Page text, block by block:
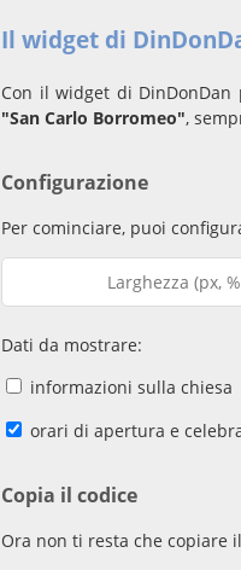
Il widget di
Con il widget di
"San Carlo Borromeo",
Configurazione
Per cominciare, puoi
Dati da mostrare:
informazioni sulla chiesa
orari di apertura e
Copia il codice
Ora non ti resta che copiare